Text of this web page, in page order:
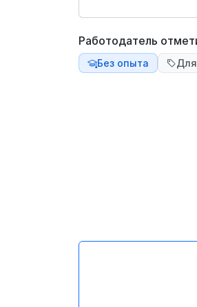
Работодатель
Без опыта